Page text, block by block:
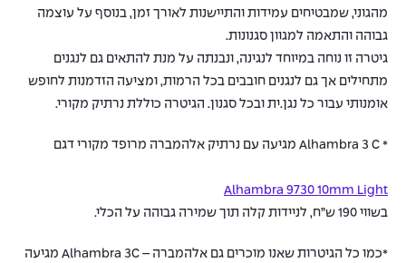
מהגוני, שמבטיחים עמידות והתיישנות לאורך זמן, בנוסף על עוצמה
גבוהה והתאמה למגוון סגנונות.
גיטרה זו נוחה במיוחד לנגינה, ונבנתה על מנת להתאים גם לנגנים
מתחילים אך גם לנגנים חובבים בכל הרמות, ומציעה הזדמנות לחופש
אומנותי עבור כל נגן.ית ובכל סגנון. הגיטרה כוללת נרתיק מקורי.
* Alhambra 3 C מגיעה עם נרתיק אלהמברה מרופד מקורי דגם
Alhambra 9730 10mm Light
בשווי 190 ש”ח, לניידות קלה תוך שמירה גבוהה על הכלי.
*כמו כל הגיטרות שאנו מוכרים גם אלהמברה – Alhambra 3C מגיעה